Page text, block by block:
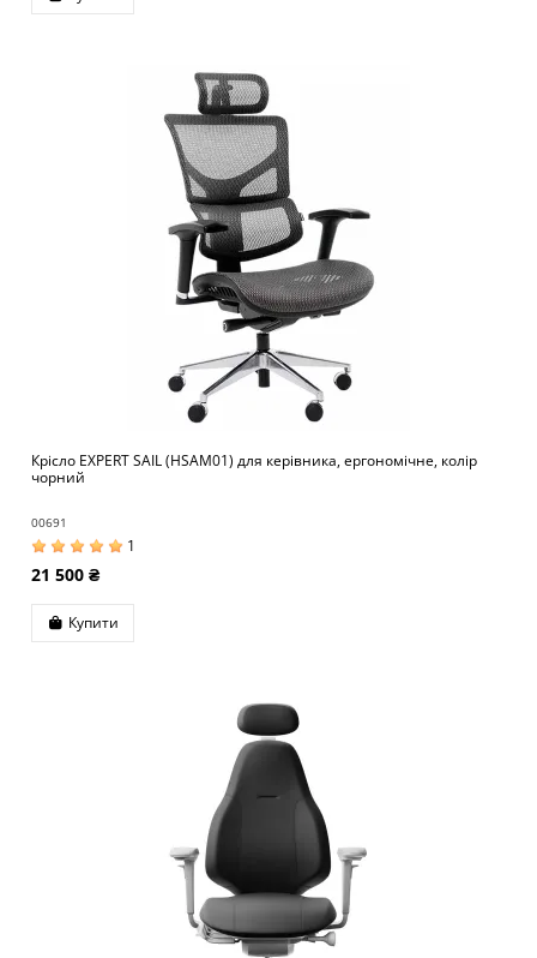
Крісло EXPERT SAIL (HSAM01) для керівника, ергономічне, колір
чорний
00691
1
21 500 ₴
Купити